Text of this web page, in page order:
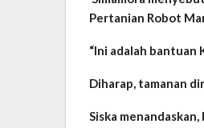
Pertanian Robot
“Ini adalah bantuan
Diharap, tamanan
Siska